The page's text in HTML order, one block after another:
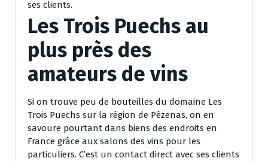
ses clients.
Les Trois Puechs au
plus près des
amateurs de vins
Si on trouve peu de bouteilles du domaine Les
Trois Puechs sur la région de Pézenas, on en
savoure pourtant dans biens des endroits en
France grâce aux salons des vins pour les
particuliers. C’est un contact direct avec ses clients